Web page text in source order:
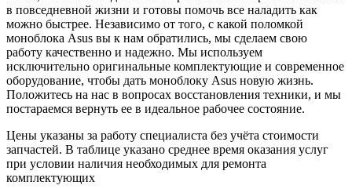
в повседневной жизни и готовы помочь все наладить как
можно быстрее. Независимо от того, с какой поломкой
моноблока Asus вы к нам обратились, мы сделаем свою
работу качественно и надежно. Мы используем
исключительно оригинальные комплектующие и современное
оборудование, чтобы дать моноблоку Asus новую жизнь.
Положитесь на нас в вопросах восстановления техники, и мы
постараемся вернуть ее в идеальное рабочее состояние.
Цены указаны за работу специалиста без учёта стоимости
запчастей. В таблице указано среднее время оказания услуг
при условии наличия необходимых для ремонта
комплектующих